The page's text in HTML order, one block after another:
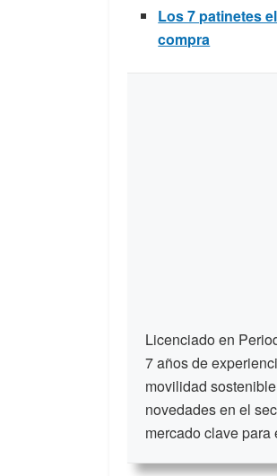
Los 7 patinetes
compra
Licenciado en
7 años de
movilidad
novedades en el
mercado clave para